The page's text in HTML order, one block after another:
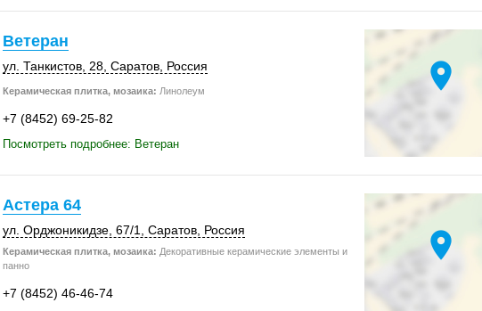
Ветеран
ул. Танкистов, 28, Саратов, Россия
Керамическая плитка, мозаика: Линолеум
+7 (8452) 69-25-82
Посмотреть подробнее: Ветеран
location_on
Астера 64
ул. Орджоникидзе, 67/1 Саратов, Россия
Керамическая плитка, мозаика: Декоративные керамические элементы и
панно
+7 (8452) 46-46-74
location_on